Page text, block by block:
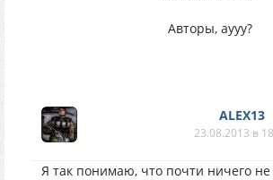
Авторы, аууу?
ALEX13
23.08.2013 в
Я так понимаю, что почти ничего не